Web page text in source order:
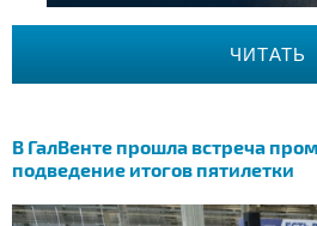
ЧИТАТЬ
В ГалВенте прошла встреча
подведение итогов пятилетки